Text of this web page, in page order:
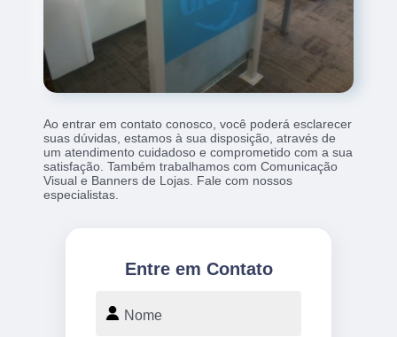
Ao entrar em contato conosco, você poderá esclarecer
suas dúvidas, estamos à sua disposição, através de
um atendimento cuidadoso e comprometido com a sua
satisfação. Também trabalhamos com Comunicação
Visual e Banners de Lojas. Fale com nossos
especialistas.
Entre em Contato